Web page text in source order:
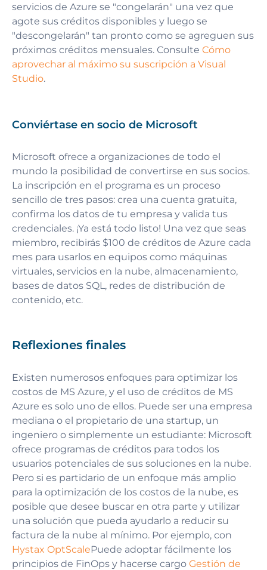
servicios de Azure se "congelarán" una vez que
agote sus créditos disponibles y luego se
"descongelarán" tan pronto como se agreguen sus
próximos créditos mensuales. Consulte Cómo
aprovechar al máximo su suscripción a Visual
Studio.
Conviértase en socio de Microsoft
Microsoft ofrece a organizaciones de todo el
mundo la posibilidad de convertirse en sus socios.
La inscripción en el programa es un proceso
sencillo de tres pasos: crea una cuenta gratuita,
confirma los datos de tu empresa y valida tus
credenciales. ¡Ya está todo listo! Una vez que seas
miembro, recibirás $100 de créditos de Azure cada
mes para usarlos en equipos como máquinas
virtuales, servicios en la nube, almacenamiento,
bases de datos SQL, redes de distribución de
contenido, etc.
Reflexiones finales
Existen numerosos enfoques para optimizar los
costos de MS Azure, y el uso de créditos de MS
Azure es solo uno de ellos. Puede ser una empresa
mediana o el propietario de una startup, un
ingeniero o simplemente un estudiante: Microsoft
ofrece programas de créditos para todos los
usuarios potenciales de sus soluciones en la nube.
Pero si es partidario de un enfoque más amplio
para la optimización de los costos de la nube, es
posible que desee buscar en otra parte y utilizar
una solución que pueda ayudarlo a reducir su
factura de la nube al mínimo. Por ejemplo, con
Hystax OptScalePuede adoptar fácilmente los
principios de FinOps y hacerse cargo Gestión de